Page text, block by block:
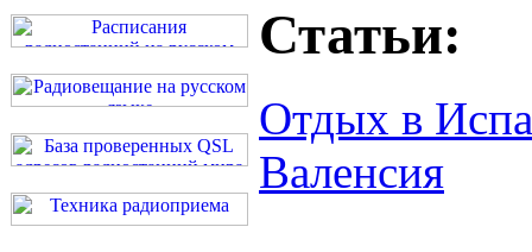
Статьи:
Отдых в
Валенсия